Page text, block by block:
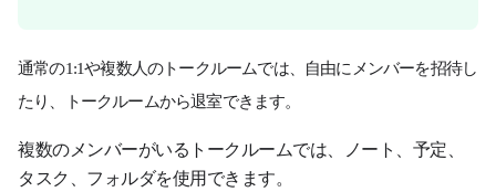
通常の1:1や複数人のトークルームでは、自由にメンバーを招待し
たり、トークルームから退室できます。
複数のメンバーがいるトークルームでは、ノート、予定、
タスク、フォルダを使用できます。